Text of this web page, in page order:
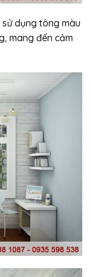
dụng tông màu
mang đến cảm